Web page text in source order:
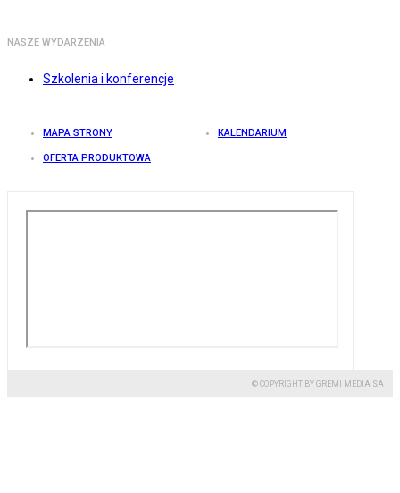
NASZE WYDARZENIA
Szkolenia i konferencje
MAPA STRONY KALENDARIUM
OFERTA PRODUKTOWA
© COPYRIGHT BY GREMI MEDIA SA